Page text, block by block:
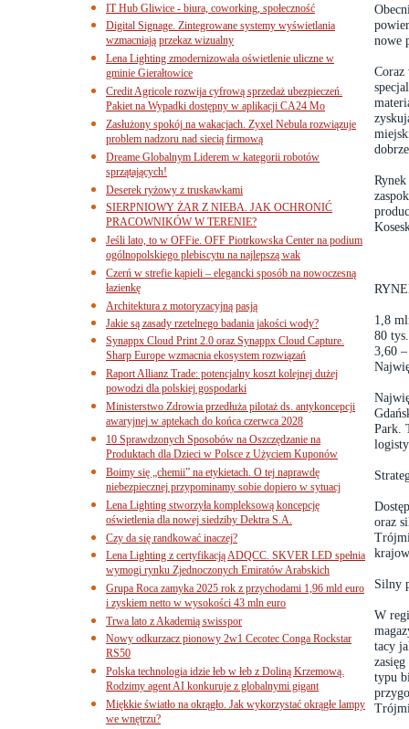
nowe
Coraz
1,8
80
3,60
Park.
oraz
Silny
W
tacy
typu
IT Hub Gliwice - biura, coworking, społeczność
Digital Signage. Zintegrowane systemy wyświetlania
wzmacniają przekaz wizualny
Lena Lighting zmodernizowała oświetlenie uliczne w
gminie Gierałtowice
Credit Agricole rozwija cyfrową sprzedaż ubezpieczeń.
Pakiet na Wypadki dostępny w aplikacji CA24 Mo
Zasłużony spokój na wakacjach. Zyxel Nebula rozwiązuje
problem nadzoru nad siecią firmową
Dreame Globalnym Liderem w kategorii robotów
sprzątających!
Deserek ryżowy z truskawkami
SIERPNIOWY ŻAR Z NIEBA. JAK OCHRONIĆ
PRACOWNIKÓW W TERENIE?
Jeśli lato, to w OFFie. OFF Piotrkowska Center na podium
ogólnopolskiego plebiscytu na najlepszą wak
Czerń w strefie kąpieli – elegancki sposób na nowoczesną
łazienkę
Architektura z motoryzacyjną pasją
Jakie są zasady rzetelnego badania jakości wody?
Synappx Cloud Print 2.0 oraz Synappx Cloud Capture.
Sharp Europe wzmacnia ekosystem rozwiązań
Raport Allianz Trade: potencjalny koszt kolejnej dużej
powodzi dla polskiej gospodarki
Ministerstwo Zdrowia przedłuża pilotaż ds. antykoncepcji
awaryjnej w aptekach do końca czerwca 2028
10 Sprawdzonych Sposobów na Oszczędzanie na
Produktach dla Dzieci w Polsce z Użyciem Kuponów
Boimy się „chemii” na etykietach. O tej naprawdę
niebezpiecznej przypominamy sobie dopiero w sytuacj
Lena Lighting stworzyła kompleksową koncepcję
oświetlenia dla nowej siedziby Dektra S.A.
Czy da się randkować inaczej?
Lena Lighting z certyfikacją ADQCC. SKVER LED spełnia
wymogi rynku Zjednoczonych Emiratów Arabskich
Grupa Roca zamyka 2025 rok z przychodami 1,96 mld euro
i zyskiem netto w wysokości 43 mln euro
Trwa lato z Akademią swisspor
Nowy odkurzacz pionowy 2w1 Cecotec Conga Rockstar
RS50
Polska technologia idzie łeb w łeb z Doliną Krzemową.
Rodzimy agent AI konkuruje z globalnymi gigant
Miękkie światło na okrągło. Jak wykorzystać okrągłe lampy
we wnętrzu?